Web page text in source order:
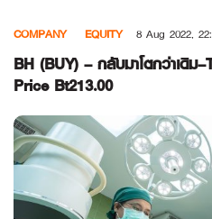
content
COMPANY EQUITY 8 Aug 2022,
BH (BUY) – กลับมาโตกว่าเดิม
Price Bt213.00